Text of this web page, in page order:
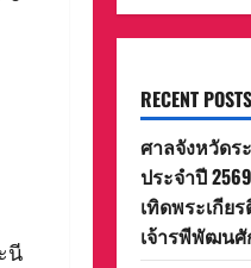
นี
RECENT POSTS
ศาลจังหวัดร
ประจำปี
เทิดพระเกีย
เจ้ารพีพัฒน